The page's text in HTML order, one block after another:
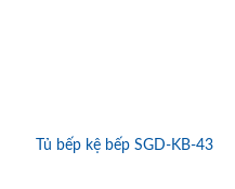
Tủ bếp kệ bếp SGD-KB-43